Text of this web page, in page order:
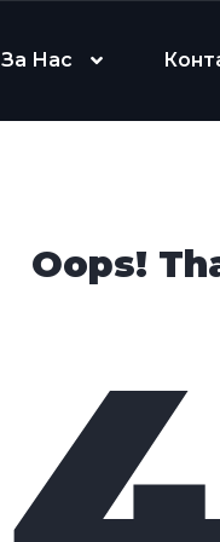
За Нас
Oops!